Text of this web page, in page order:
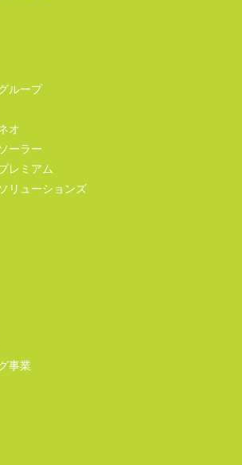
ループ
オ
ーラー
レミアム
リューションズ
事業